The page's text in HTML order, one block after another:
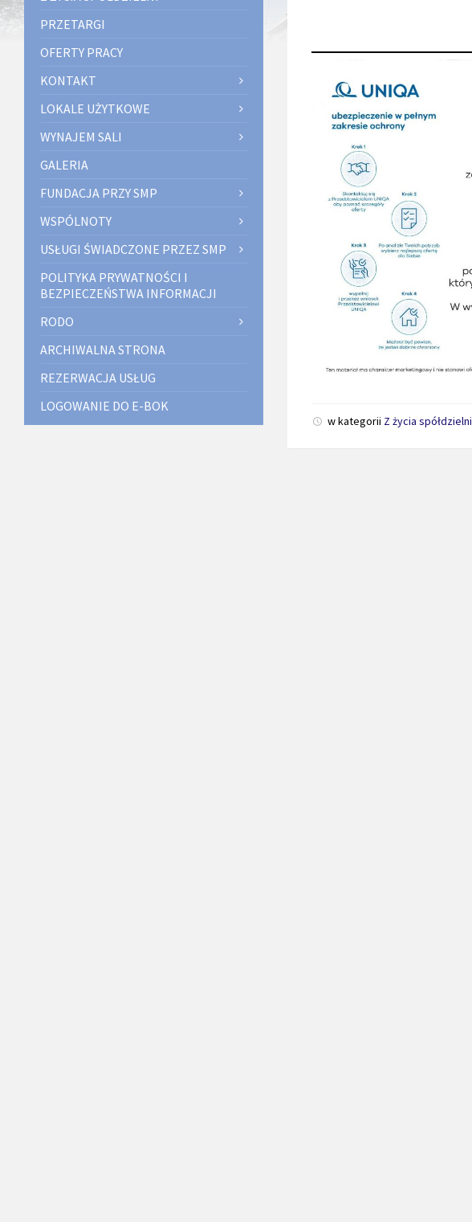
w kategorii Z życia spółdzielni
PRZETARGI
OFERTY PRACY
KONTAKT
LOKALE UŻYTKOWE
WYNAJEM SALI
GALERIA
FUNDACJA PRZY SMP
WSPÓLNOTY
USŁUGI ŚWIADCZONE PRZEZ SMP
POLITYKA PRYWATNOŚCI I
BEZPIECZEŃSTWA INFORMACJI
RODO
ARCHIWALNA STRONA
REZERWACJA USŁUG
LOGOWANIE DO E-BOK